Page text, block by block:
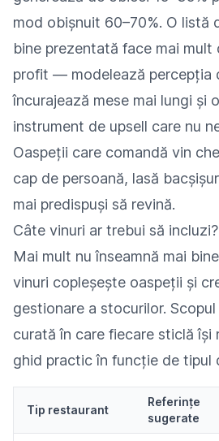
mod obișnuit 60–70%. O listă
bine prezentată face mai mult
profit — modelează percepția
încurajează mese mai lungi și
instrument de upsell care nu
Oaspeții care comandă vin
cap de persoană, lasă
mai predispuși să revină.
Câte vinuri ar trebui să incluzi?
Mai mult nu înseamnă mai
vinuri copleșește oaspeții și
gestionare a stocurilor.
curată în care fiecare sticlă își
ghid practic în funcție de tipul
Tip restaurant
Referințe
sugerate